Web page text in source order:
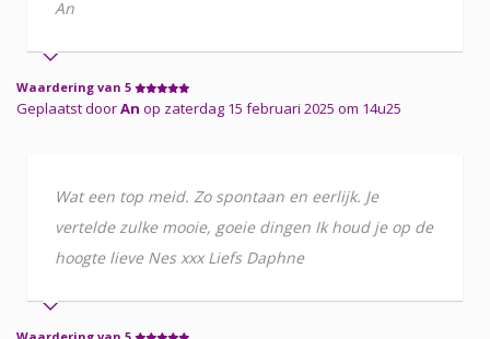
An
Waardering van 5
Geplaatst doorAn op zaterdag 15 februari 2025 om 14u25
Wat een top meid. Zo spontaan en eerlijk. Je
vertelde zulke mooie, goeie dingen Ik houd je op de
hoogte lieve Nes xxx Liefs Daphne